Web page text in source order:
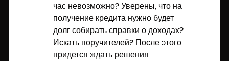
час невозможно? Уверены, что на
получение кредита нужно будет
долг собирать справки о доходах?
Искать поручителей? После этого
придется ждать решения